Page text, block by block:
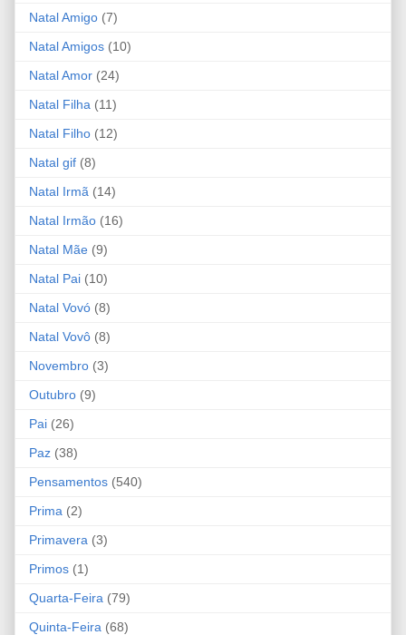
Natal Amigo (7)
Natal Amigos (10)
Natal Amor (24)
Natal Filha (11)
Natal Filho (12)
Natal gif (8)
Natal Irmã (14)
Natal Irmão (16)
Natal Mãe (9)
Natal Pai (10)
Natal Vovó (8)
Natal Vovô (8)
Novembro (3)
Outubro (9)
Pai (26)
Paz (38)
Pensamentos (540)
Prima (2)
Primavera (3)
Primos (1)
Quarta-Feira (79)
Quinta-Feira (68)